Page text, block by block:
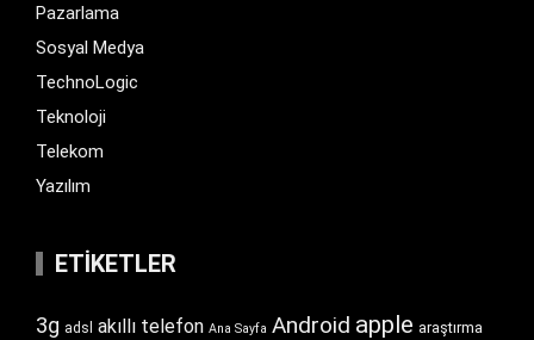
Pazarlama
Sosyal Medya
TechnoLogic
Teknoloji
Telekom
Yazılım
ETIKETLER
3g adsl akıllı telefon Ana Sayfa Android apple araştırma